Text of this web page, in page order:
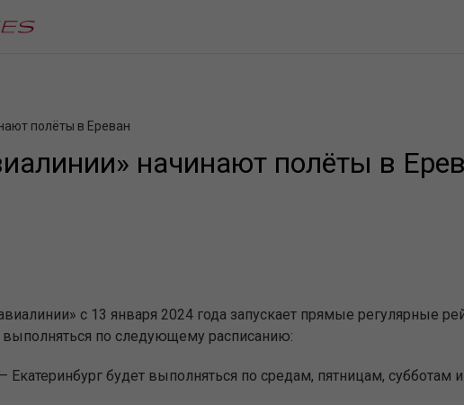
полёты в Ереван
начинают полёты в
с 13 января 2024 года запускает прямые регулярные
по следующему расписанию:
Екатеринбург будет выполняться по средам, пятницам, субботам